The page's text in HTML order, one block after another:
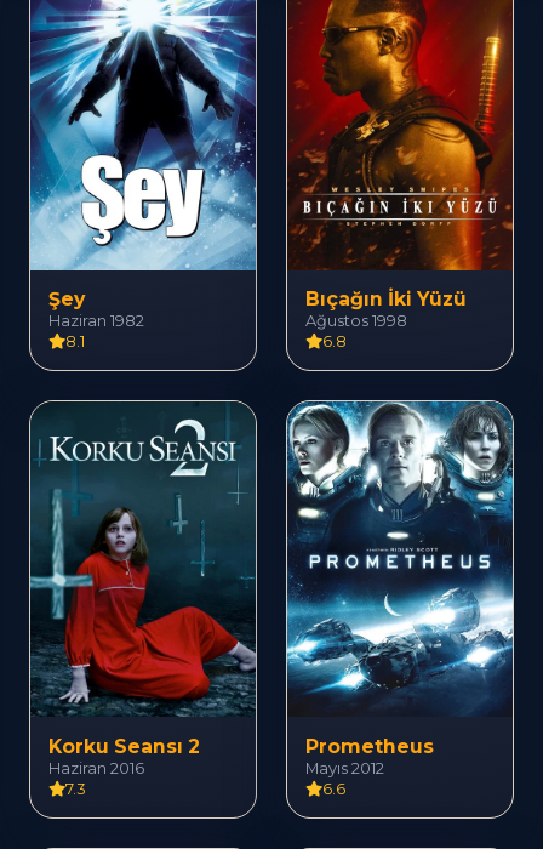
Şey
Haziran 1982
8.1
Bıçağın İki Yüzü
Ağustos 1998
6.8
Korku Seansı 2
Haziran 2016
7.3
Prometheus
Mayıs 2012
6.6